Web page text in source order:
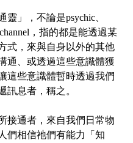
靈」，不論是psychic、
，指的都是能透過某
式，來與自身以外的其他
通、或透過這些意識體獲
這些意識體暫時透過我們
訊息者，稱之。
接通者，來自我們日常物
們相信祂們有能力「知